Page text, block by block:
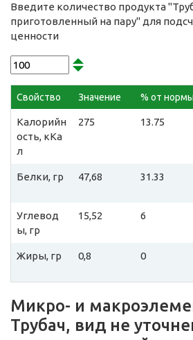
Введите количество продукта
приготовленный на пару" для
ценности
Свойство Значение % от нормы
Калорийн
ость, кКа
л
275 13.75
Белки, гр 47,68 31.33
Углевод
ы, гр
15,52 6
Жиры, гр 0,8 0
Микро- и
Трубач, вид не